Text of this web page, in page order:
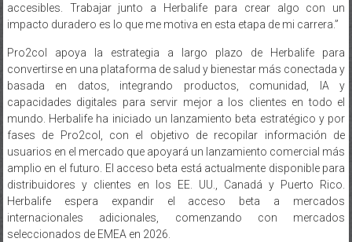
accesibles. Trabajar junto a Herbalife para crear algo con un
impacto duradero es lo que me motiva en esta etapa de mi carrera.”
Pro2col apoya la estrategia a largo plazo de Herbalife para
convertirse en una plataforma de salud y bienestar más conectada y
basada en datos, integrando productos, comunidad, IA y
capacidades digitales para servir mejor a los clientes en todo el
mundo. Herbalife ha iniciado un lanzamiento beta estratégico y por
fases de Pro2col, con el objetivo de recopilar información de
usuarios en el mercado que apoyará un lanzamiento comercial más
amplio en el futuro. El acceso beta está actualmente disponible para
distribuidores y clientes en los EE. UU., Canadá y Puerto Rico.
Herbalife espera expandir el acceso beta a mercados
internacionales adicionales, comenzando con mercados
seleccionados de EMEA en 2026.